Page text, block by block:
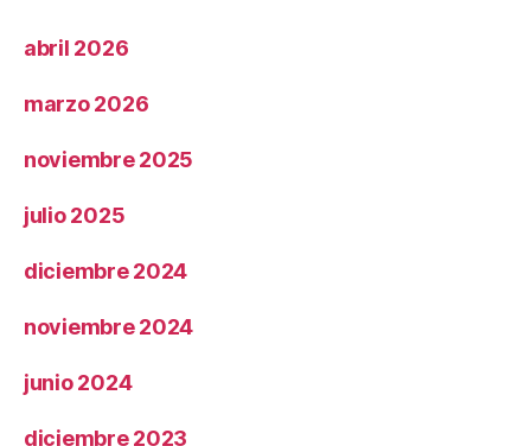
abril 2026
marzo 2026
noviembre 2025
julio 2025
diciembre 2024
noviembre 2024
junio 2024
diciembre 2023